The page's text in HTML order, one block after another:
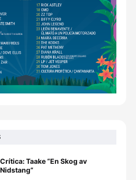
Crítica: Taake “En Skog av
Nidstang”